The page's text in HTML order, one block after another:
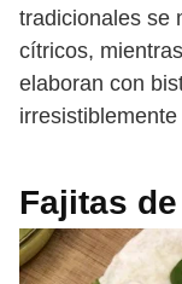
tradicionales se
cítricos,
elaboran con
Fajitas